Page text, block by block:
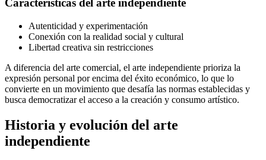
Características del arte independiente
Autenticidad y experimentación
Conexión con la realidad social y cultural
Libertad creativa sin restricciones
A diferencia del arte comercial, el arte independiente prioriza la
expresión personal por encima del éxito económico, lo que lo
convierte en un movimiento que desafía las normas establecidas y
busca democratizar el acceso a la creación y consumo artístico.
Historia y evolución del arte
independiente